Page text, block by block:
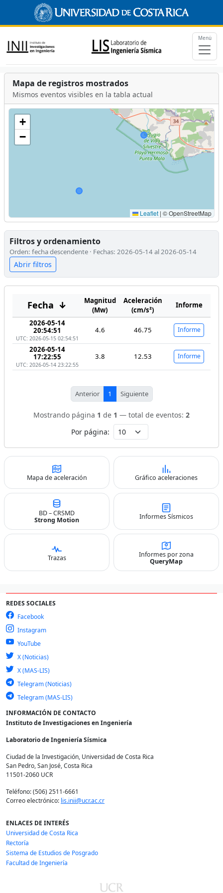
Menú
Mapa de registros mostrados
Mismos eventos visibles en la tabla actual
+
−
Leaflet | © OpenStreetMap
Filtros y ordenamiento
Orden: fecha descendente · Fechas: 2026-05-14 al 2026-05-14
Abrir filtros
Fecha ↓
Magnitud
(Mw)
Aceleración
(cm/s²)
Informe
2026-05-14
20:54:51
UTC: 2026-05-15 02:54:51
4.6 46.75 Informe
2026-05-14
17:22:55
UTC: 2026-05-14 23:22:55
3.8 12.53 Informe
Anterior 1 Siguiente
Mostrando página 1 de 1 — total de eventos: 2
Por página:
Mapa de aceleración Gráfico aceleraciones
BD – CRSMD
Strong Motion
Informes Sísmicos
Trazas
Informes por zona
QueryMap
REDES SOCIALES
Facebook
Instagram
YouTube
X (Noticias)
X (MAS-LIS)
Telegram (Noticias)
Telegram (MAS-LIS)
INFORMACIÓN DE CONTACTO
Instituto de Investigaciones en Ingeniería
Laboratorio de Ingeniería Sísmica
Ciudad de la Investigación, Universidad de Costa Rica
San Pedro, San José, Costa Rica
11501-2060 UCR
Teléfono: (506) 2511-6661
Correo electrónico: lis.inii@ucr.ac.cr
ENLACES DE INTERÉS
Universidad de Costa Rica
Rectoría
Sistema de Estudios de Posgrado
Facultad de Ingeniería